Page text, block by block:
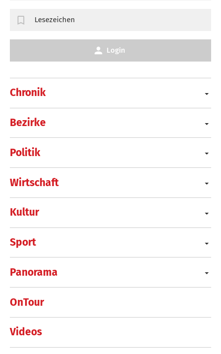
Chronik
Bezirke
Politik
Wirtschaft
Kultur
Sport
Panorama
OnTour
Videos
Lesezeichen
Login